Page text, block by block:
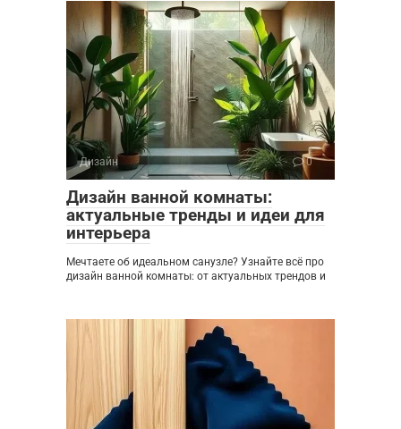
Дизайн 0
Дизайн ванной комнаты:
актуальные тренды и идеи для
интерьера
Мечтаете об идеальном санузле? Узнайте всё про
дизайн ванной комнаты: от актуальных трендов и